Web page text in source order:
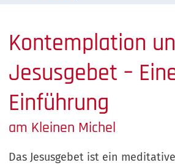
Kontemplation
Jesusgebet –
Einführung
am Kleinen Michel
Das Jesusgebet ist ein